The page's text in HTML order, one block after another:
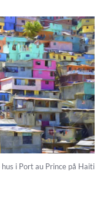
i Port au Prince på Haiti